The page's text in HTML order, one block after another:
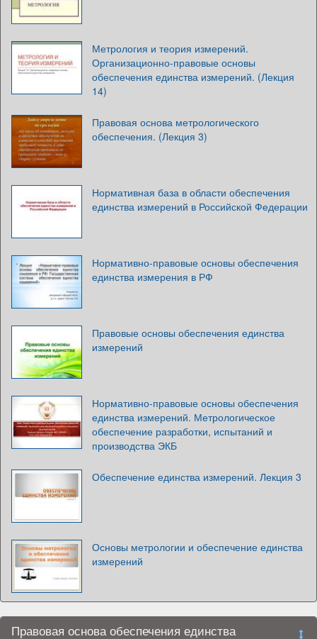
Метрология и теория измерений.
Организационно-правовые основы
обеспечения единства измерений. (Лекция
14)
Правовая основа метрологического
обеспечения. (Лекция 3)
Нормативная база в области обеспечения
единства измерений в Российской Федерации
Нормативно-правовые основы обеспечения
единства измерения в РФ
Правовые основы обеспечения единства
измерений
Нормативно-правовые основы обеспечения
единства измерений. Метрологическое
обеспечение разработки, испытаний и
производства ЭКБ
Обеспечение единства измерений. Лекция 3
Основы метрологии и обеспечение единства
измерений
Правовая основа обеспечения единства